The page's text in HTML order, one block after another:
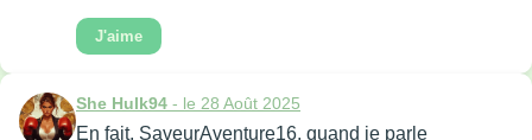
J'aime
She Hulk94 - le 28 Août 2025
En fait, SaveurAventure16, quand je parle